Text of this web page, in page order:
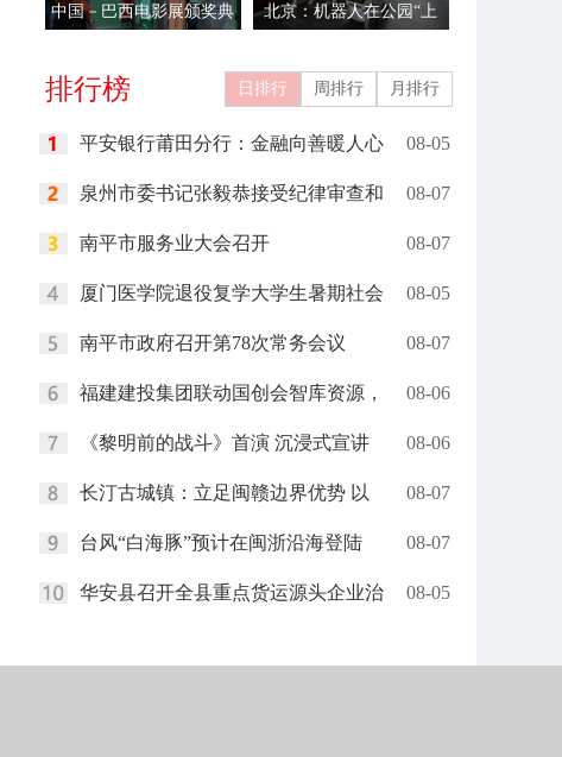
中国－巴西电影展颁奖典
北京：机器人在公园“上
排行榜 日排行 周排行 月排行
平安银行莆田分行：金融向善暖人心 08-05
泉州市委书记张毅恭接受纪律审查和 08-07
南平市服务业大会召开 08-07
厦门医学院退役复学大学生暑期社会 08-05
南平市政府召开第78次常务会议 08-07
福建建投集团联动国创会智库资源， 08-06
《黎明前的战斗》首演 沉浸式宣讲 08-06
长汀古城镇：立足闽赣边界优势 以 08-07
台风“白海豚”预计在闽浙沿海登陆 08-07
华安县召开全县重点货运源头企业治 08-05